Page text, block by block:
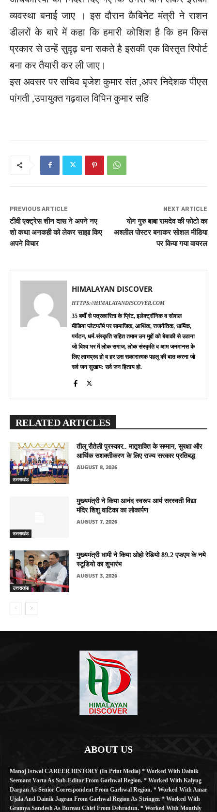
व्यवस्था बनाई जाए । इस दौरान कैबिनेट मंत्री ने राशन
डीलरों के बारे में कहा कि हमारी कोशिश है कि हम किस
प्रकार से उन्हें सुदृढ़ बना सकते है इसकी एक विस्तृत रिपोर्ट
बना कर तैयारी कर ली जाए।
इस अवसर पर सचिव बृजेश कुमार संत ,अपर निदेशक पीएस
पांगती ,उपायुक्त गढ़वाल विपिन कुमार सहि
PREVIOUS ARTICLE
टीवी एक्ट्रेस शीन दास ने अपने नए
शो कथा अनकही को लेकर साझा किए
अपने विचार
NEXT ARTICLE
योग गुरु बाबा रामदेव की फोटो का
अश्लील पोस्टर बनाकर सोशल मीडिया
पर किया गया वायरल
HIMALAYAN DISCOVER
HTTPS://HIMALAYANDISCOVER.COM
35 बर्षों से पत्रकारिता के प्रिंट, इलेक्ट्रॉनिक व सोशल
मीडिया प्लेटफॉर्म पर सामाजिक, आर्थिक, राजनैतिक, धार्मिक,
पर्यटन, धर्म-संस्कृति सहित तमाम उन मुद्दों को बेबाकी से उठाना
जो विश्व भर में लोक समाज, लोक संस्कृति व आम जनमानस के
लिए लाभप्रद हो व हर उस सकारात्मक पहलु की बात करना जो
सर्व जन सुखाय: सर्व जन हिताय हो.
RELATED ARTICLES
उत्तराखंड
तीलू रौतेली पुरस्कार.. मातृशक्ति के सम्मान, सुरक्षा और
आर्थिक सशक्तीकरण के लिए राज्य सरकार प्रतिबद्ध
AUGUST 8, 2026
उत्तराखंड
मुख्यमंत्री ने किया आनंद स्वरूप आर्य सरस्वती विद्या
मंदिर शिशु वाटिका का लोकार्पण
AUGUST 7, 2026
उत्तराखंड
मुख्यमंत्री धामी ने किया ओहो रेडियो 89.2 एफएम के नये
स्टूडियो का शुभारंभ
AUGUST 3, 2026
ABOUT US
Manoj Istwal CAREER HISTORY (in Print Media) * Worked With Dainik
Seemant Varta As Sub-Editor From Garhwal Region. * Worked With Kalyug
Darpan As Senior Correspondent From Garhwal Region. * Worked With Amar
Ujala And Dainik Jagran From Garhwal Region As Stringer. * Worked With
Gramya Sandesh As Bureau Chief From Dehradun. * Worked With Monthly